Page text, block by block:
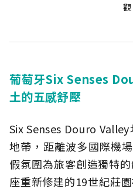
觀
葡萄牙Six Senses
土的五感舒壓
Six Senses Douro
地帶，距離波多國際機
假氛圍為旅客創造獨特
座重新修建的19世紀莊